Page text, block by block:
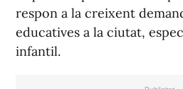
respon a la creixent
educatives a la ciutat,
infantil.